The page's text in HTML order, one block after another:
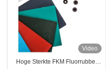
Video
Hoge Sterkte FKM Fluorrubber